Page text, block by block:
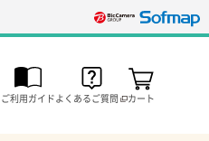
ご利用ガイドよくあるご質問 カート